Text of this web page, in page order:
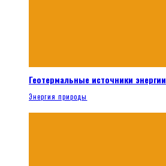
Геотермальные источники энергии
Энергия природы